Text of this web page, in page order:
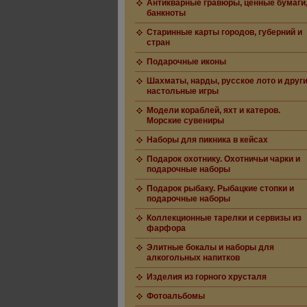
Антикварные гравюры, ценные бумаги,
банкноты
Старинные карты городов, губерний и
стран
Подарочные иконы
Шахматы, нарды, русское лото и
настольные игры
Модели кораблей, яхт и катеров.
Морские сувениры
Наборы для пикника в кейсах
Подарок охотнику. Охотничьи чарки и
подарочные наборы
Подарок рыбаку. Рыбацкие стопки и
подарочные наборы
Коллекционные тарелки и сервизы из
фарфора
Элитные бокалы и наборы для
алкогольных напитков
Изделия из горного хрусталя
Фотоальбомы